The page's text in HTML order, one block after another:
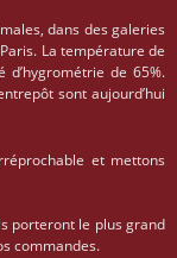
dans des galeries
La température de
d’hygrométrie de 65%.
sont aujourd’hui
et mettons
porteront le plus grand
commandes.